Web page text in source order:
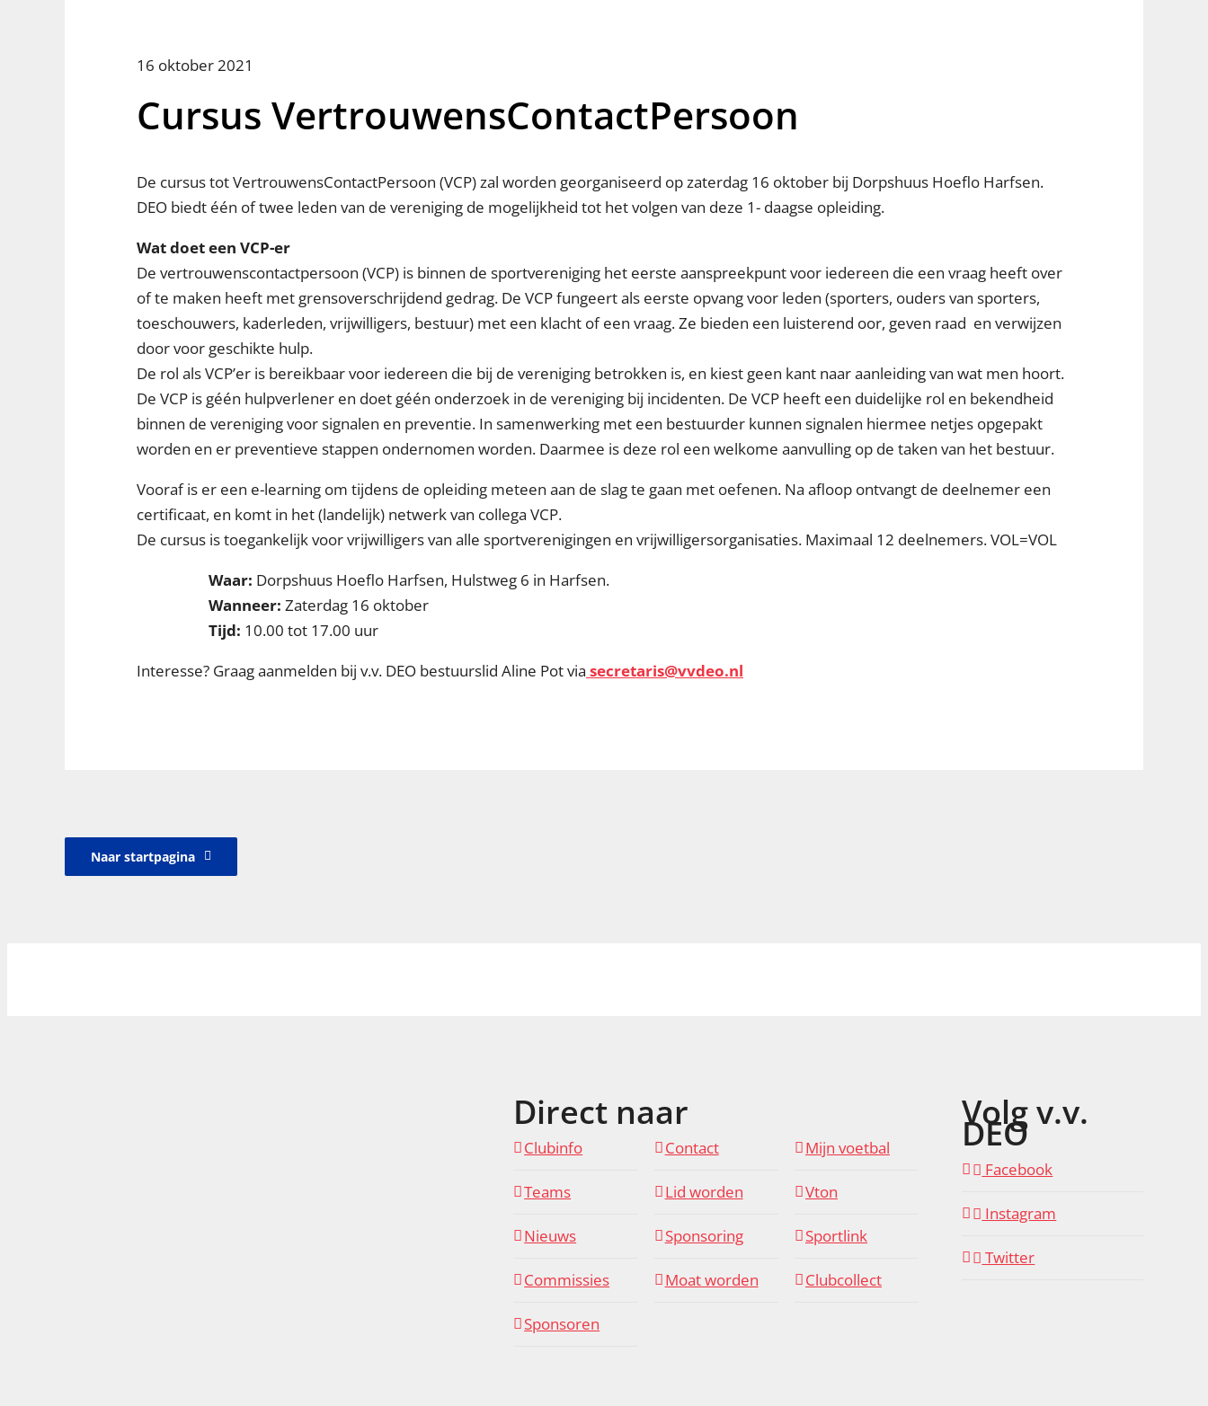
16 oktober 2021
Cursus VertrouwensContactPersoon
De cursus tot VertrouwensContactPersoon (VCP) zal worden georganiseerd op zaterdag 16 oktober bij Dorpshuus Hoeflo Harfsen.
DEO biedt één of twee leden van de vereniging de mogelijkheid tot het volgen van deze 1- daagse opleiding.
Wat doet een VCP-er
De vertrouwenscontactpersoon (VCP) is binnen de sportvereniging het eerste aanspreekpunt voor iedereen die een vraag heeft over
of te maken heeft met grensoverschrijdend gedrag. De VCP fungeert als eerste opvang voor leden (sporters, ouders van sporters,
toeschouwers, kaderleden, vrijwilligers, bestuur) met een klacht of een vraag. Ze bieden een luisterend oor, geven raad en verwijzen
door voor geschikte hulp.
De rol als VCP’er is bereikbaar voor iedereen die bij de vereniging betrokken is, en kiest geen kant naar aanleiding van wat men hoort.
De VCP is géén hulpverlener en doet géén onderzoek in de vereniging bij incidenten. De VCP heeft een duidelijke rol en bekendheid
binnen de vereniging voor signalen en preventie. In samenwerking met een bestuurder kunnen signalen hiermee netjes opgepakt
worden en er preventieve stappen ondernomen worden. Daarmee is deze rol een welkome aanvulling op de taken van het bestuur.
Vooraf is er een e-learning om tijdens de opleiding meteen aan de slag te gaan met oefenen. Na afloop ontvangt de deelnemer een
certificaat, en komt in het (landelijk) netwerk van collega VCP.
De cursus is toegankelijk voor vrijwilligers van alle sportverenigingen en vrijwilligersorganisaties. Maximaal 12 deelnemers. VOL=VOL
Waar: Dorpshuus Hoeflo Harfsen, Hulstweg 6 in Harfsen.
Wanneer: Zaterdag 16 oktober
Tijd: 10.00 tot 17.00 uur
Interesse? Graag aanmelden bij v.v. DEO bestuurslid Aline Pot via secretaris@vvdeo.nl
Naar startpagina
Direct naar
Clubinfo
Teams
Nieuws
Commissies
Sponsoren
Contact
Lid worden
Sponsoring
Moat worden
Mijn voetbal
Vton
Sportlink
Clubcollect
Volg v.v.
DEO
Facebook
Instagram
Twitter